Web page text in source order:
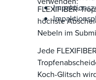
FLEXIFIBER-
höchste
Nebeln im
Jede
Koch-Glitsch